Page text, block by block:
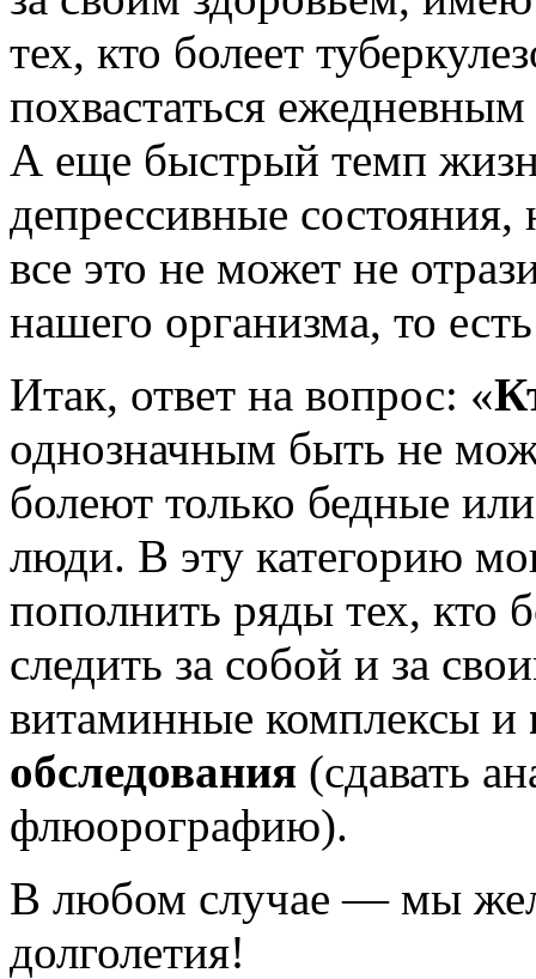
тех, кто болеет
похвастаться
А еще быстрый темп
депрессивные
все это не может не
нашего организма, то
Итак, ответ на вопрос: «
однозначным быть не
болеют только бедные
люди. В эту категорию
пополнить ряды тех, кто
следить за собой и за
витаминные комплексы и
обследования (сдавать
флюорографию).
В любом случае — мы
долголетия!